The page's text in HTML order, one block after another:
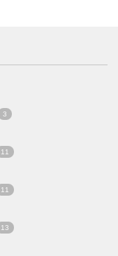
3
11
11
13